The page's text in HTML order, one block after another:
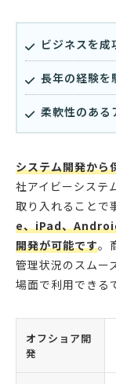
ビジネスを
長年の経験を
柔軟性のある
システム開発から
社アイビーシステ
取り入れることで
e、iPad、
開発が可能です。
管理状況のスムー
場面で利用できる
オフショア開
発